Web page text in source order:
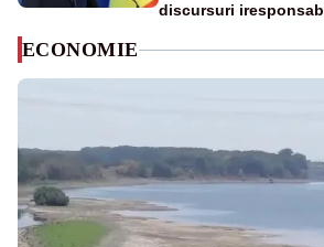
discursuri
ECONOMIE